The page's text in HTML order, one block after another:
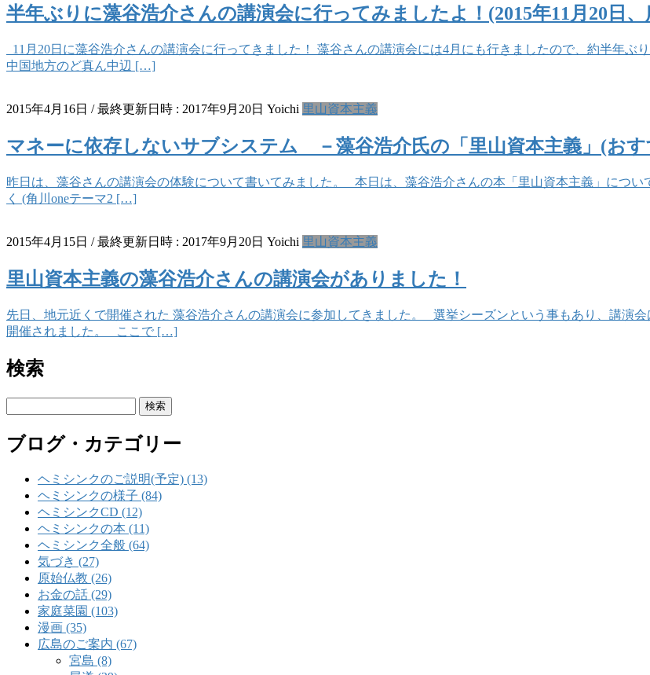
半年ぶりに藻谷浩介さんの講演会に行ってみましたよ！(2015年11月20日
11月20日に藻谷浩介さんの講演会に行ってきました！ 藻谷さんの講演会には4月にも行きましたので、約半年
中国地方のど真ん中辺 […]
2015年4月16日 / 最終更新日時 : 2017年9月20日 Yoichi 里山資本主義
マネーに依存しないサブシステム －藻谷浩介氏の「里山資本主義」(おす
昨日は、藻谷さんの講演会の体験について書いてみました。 本日は、藻谷浩介さんの本「里山資本主義」につ
く (角川oneテーマ2 […]
2015年4月15日 / 最終更新日時 : 2017年9月20日 Yoichi 里山資本主義
里山資本主義の藻谷浩介さんの講演会がありました！
先日、地元近くで開催された 藻谷浩介さんの講演会に参加してきました。 選挙シーズンという事もあり、講演
開催されました。 ここで […]
検索
ブログ・カテゴリー
ヘミシンクのご説明(予定) (13)
ヘミシンクの様子 (84)
ヘミシンクCD (12)
ヘミシンクの本 (11)
ヘミシンク全般 (64)
気づき (27)
原始仏教 (26)
お金の話 (29)
家庭菜園 (103)
漫画 (35)
広島のご案内 (67)
宮島 (8)